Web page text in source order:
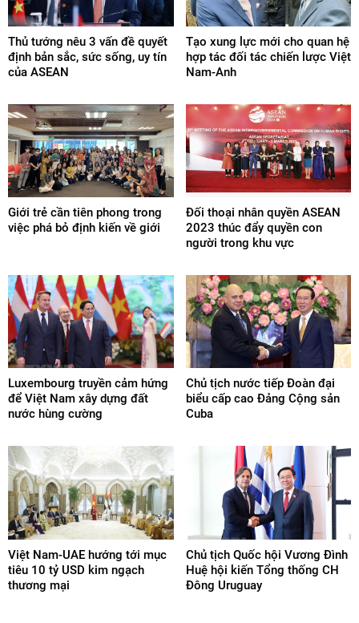
Thủ tướng nêu 3 vấn đề quyết
định bản sắc, sức sống, uy tín
của ASEAN
Tạo xung lực mới cho quan hệ
hợp tác đối tác chiến lược Việt
Nam-Anh
Giới trẻ cần tiên phong trong
việc phá bỏ định kiến về giới
Đối thoại nhân quyền ASEAN
2023 thúc đẩy quyền con
người trong khu vực
Luxembourg truyền cảm hứng
để Việt Nam xây dựng đất
nước hùng cường
Chủ tịch nước tiếp Đoàn đại
biểu cấp cao Đảng Cộng sản
Cuba
Việt Nam-UAE hướng tới mục
tiêu 10 tỷ USD kim ngạch
thương mại
Chủ tịch Quốc hội Vương Đình
Huệ hội kiến Tổng thống CH
Đông Uruguay